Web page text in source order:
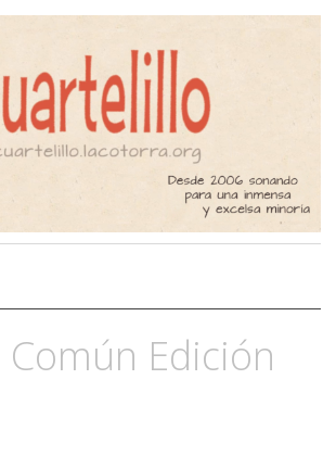
de radio de música
independiente. Podcast
Común Edición